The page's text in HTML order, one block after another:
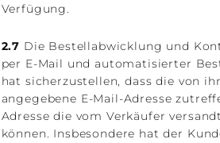
Verfügung.
2.7 Die Bestellabwicklung und
per E-Mail und automatisierter
hat sicherzustellen, dass die von
angegebene E-Mail-Adresse
Adresse die vom Verkäufer
können. Insbesondere hat der